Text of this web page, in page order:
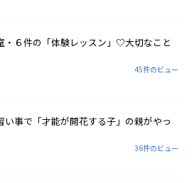
・６件の「体験レッスン」♡大切なこと
45件のビュー
い事で「才能が開花する子」の親がやっ
36件のビュー